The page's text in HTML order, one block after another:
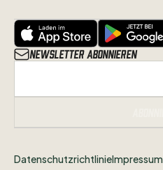
Newsletter abonnieren
DatenschutzrichtlinieImpressum